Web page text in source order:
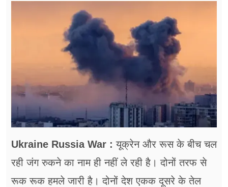
ब्‍यूटी
जॉब्स
शिक्षा
अन्य खबरें
Ukraine Russia War : यूक्रेन और रूस के बीच चल
रही जंग रुकने का नाम ही नहीं ले रही है। दोनों तरफ से
रूक रूक हमले जारी है। दोनों देश एकक दूसरे के तेल